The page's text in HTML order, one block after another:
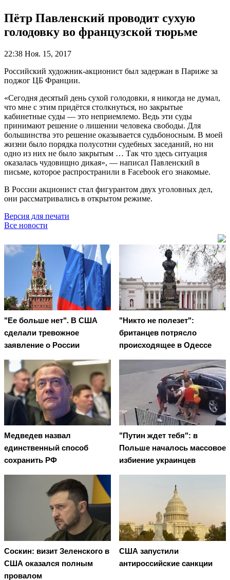
Пётр Павленский проводит сухую
голодовку во французской тюрьме
22:38 Ноя. 15, 2017
Российский художник-акционист был задержан в Париже за
поджог ЦБ Франции.
«Сегодня десятый день сухой голодовки, я никогда не думал,
что мне с этим придётся столкнуться, но закрытые
кабинетные суды — это неприемлемо. Ведь эти суды
принимают решение о лишении человека свободы. Для
большинства это решение оказывается судьбоносным. В моей
жизни было порядка полусотни судебных заседаний, но ни
одно из них не было закрытым … Так что здесь ситуация
оказалась чудовищно дикая», — написал Павленский в
письме, которое распространили в Facebook его знакомые.
В России акционист стал фигурантом двух уголовных дел,
они рассматривались в открытом режиме.
Версия для печати
Все новости
"Ее больше нет". В США
сделали тревожное
заявление о России
"Никто не полезет":
британцев потрясло
происходящее в Одессе
Медведев назвал
единственный способ
сохранить РФ
"Путин ждет тебя": в
Польше началось массовое
избиение украинцев
Соскин: визит Зеленского в
США оказался полным
провалом
США запустили
антироссийские санкции